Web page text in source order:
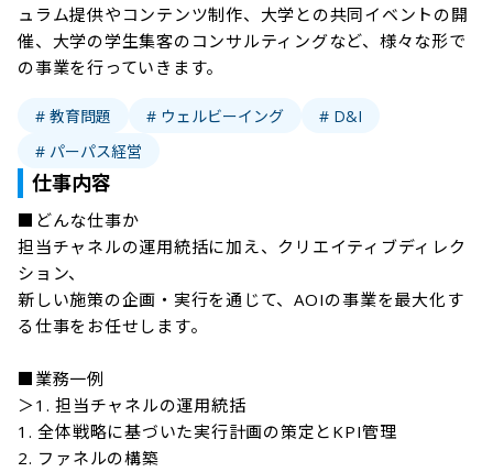
ュラム提供やコンテンツ制作、大学との共同イベントの開
催、大学の学生集客のコンサルティングなど、様々な形で
の事業を行っていきます。
# 教育問題 # ウェルビーイング
# D&I
# パーパス経営
仕事内容
■どんな仕事か
担当チャネルの運用統括に加え、クリエイティブディレク
ション、
新しい施策の企画・実行を通じて、AOIの事業を最大化す
る仕事をお任せします。
■業務一例
＞1. 担当チャネルの運用統括
1. 全体戦略に基づいた実行計画の策定とKPI管理
2. ファネルの構築